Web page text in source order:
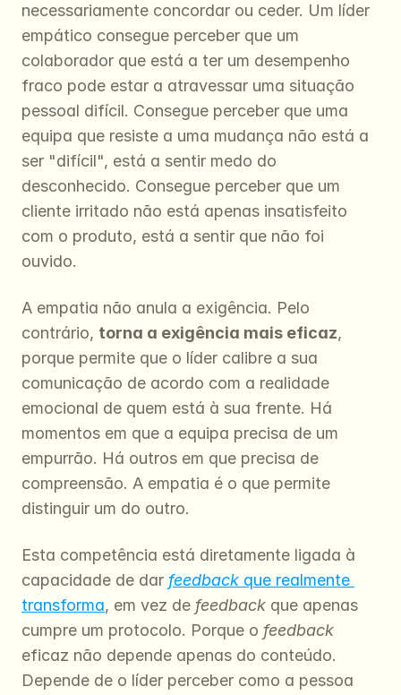
necessariamente concordar ou ceder. Um líder
empático consegue perceber que um
colaborador que está a ter um desempenho
fraco pode estar a atravessar uma situação
pessoal difícil. Consegue perceber que uma
equipa que resiste a uma mudança não está a
ser "difícil", está a sentir medo do
desconhecido. Consegue perceber que um
cliente irritado não está apenas insatisfeito
com o produto, está a sentir que não foi
ouvido.
A empatia não anula a exigência. Pelo
contrário, torna a exigência mais eficaz,
porque permite que o líder calibre a sua
comunicação de acordo com a realidade
emocional de quem está à sua frente. Há
momentos em que a equipa precisa de um
empurrão. Há outros em que precisa de
compreensão. A empatia é o que permite
distinguir um do outro.
Esta competência está diretamente ligada à
capacidade de dar feedback que realmente
transforma, em vez de feedback que apenas
cumpre um protocolo. Porque o feedback
eficaz não depende apenas do conteúdo.
Depende de o líder perceber como a pessoa